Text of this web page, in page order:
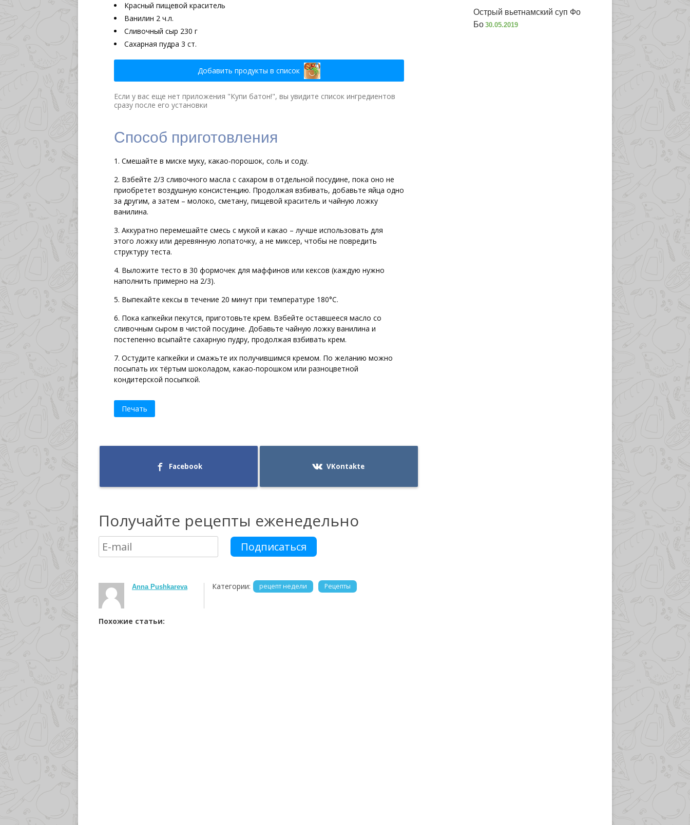
Красный пищевой краситель
Ванилин 2 ч.л.
Сливочный сыр 230 г
Сахарная пудра 3 ст.
Добавить продукты в список
Если у вас еще нет приложения "Купи батон!", вы увидите список ингредиентов
сразу после его установки
Способ приготовления
Смешайте в миске муку, какао-порошок, соль и соду.
Взбейте 2/3 сливочного масла с сахаром в отдельной посудине, пока оно не
приобретет воздушную консистенцию. Продолжая взбивать, добавьте яйца одно
за другим, а затем – молоко, сметану, пищевой краситель и чайную ложку
ванилина.
Аккуратно перемешайте смесь с мукой и какао – лучше использовать для
этого ложку или деревянную лопаточку, а не миксер, чтобы не повредить
структуру теста.
Выложите тесто в 30 формочек для маффинов или кексов (каждую нужно
наполнить примерно на 2/3).
Выпекайте кексы в течение 20 минут при температуре 180°С.
Пока капкейки пекутся, приготовьте крем. Взбейте оставшееся масло со
сливочным сыром в чистой посудине. Добавьте чайную ложку ванилина и
постепенно всыпайте сахарную пудру, продолжая взбивать крем.
Остудите капкейки и смажьте их получившимся кремом. По желанию можно
посыпать их тёртым шоколадом, какао-порошком или разноцветной
кондитерской посыпкой.
Печать
Facebook VKontakte
Получайте рецепты еженедельно
Подписаться
Anna Pushkareva Категории: рецепт недели Рецепты
Похожие статьи:
Острый вьетнамский суп Фо
Бо 30.05.2019